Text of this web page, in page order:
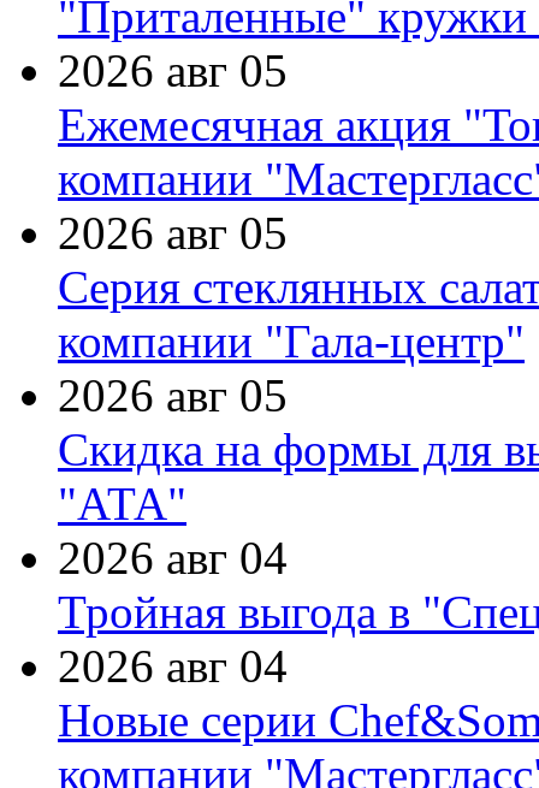
"Приталенные" кружки
2026 авг 05
Ежемесячная акция
компании
2026 авг 05
Серия стеклянных
компании "Гала-центр"
2026 авг 05
Скидка на формы для
"АТА"
2026 авг 04
Тройная выгода в
2026 авг 04
Новые серии
компании